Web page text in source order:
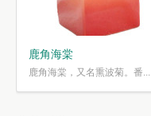
鹿角海棠
鹿角海棠，又名熏波菊。番...